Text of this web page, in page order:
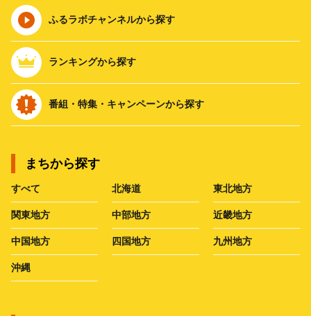
ふるラボチャンネルから探す
ランキングから探す
番組・特集・キャンペーンから探す
まちから探す
すべて 北海道 東北地方
関東地方 中部地方 近畿地方
中国地方 四国地方 九州地方
沖縄